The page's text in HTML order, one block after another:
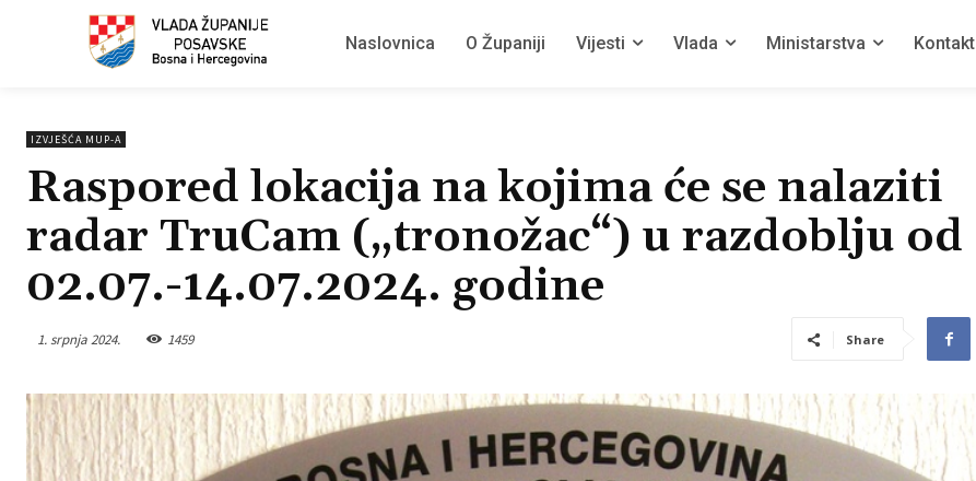
Naslovnica O Županiji Vijesti Vlada Ministarstva Kontakt
IZVJEŠĆA MUP-A
Raspored lokacija na kojima će se nalaziti
radar TruCam („tronožac“) u razdoblju od
02.07.-14.07.2024. godine
1. srpnja 2024. 1459 Share